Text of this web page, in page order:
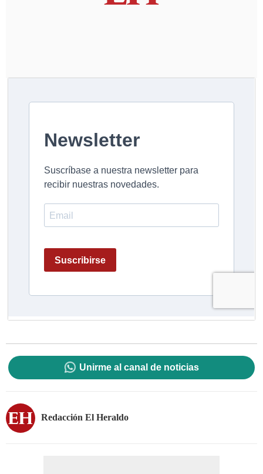
Unirme al canal de noticias
Redacción El Heraldo